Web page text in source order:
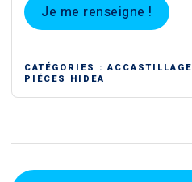
Je me renseigne !
CATÉGORIES :ACCASTILLAGE
PIÉCES HIDEA